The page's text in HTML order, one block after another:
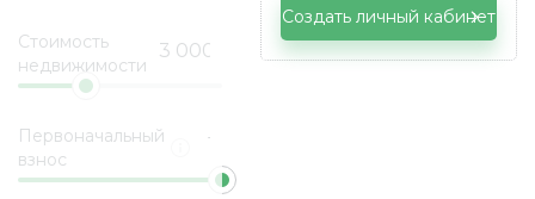
Стоимость
недвижимости
Первоначальный
взнос
Создать личный кабинет